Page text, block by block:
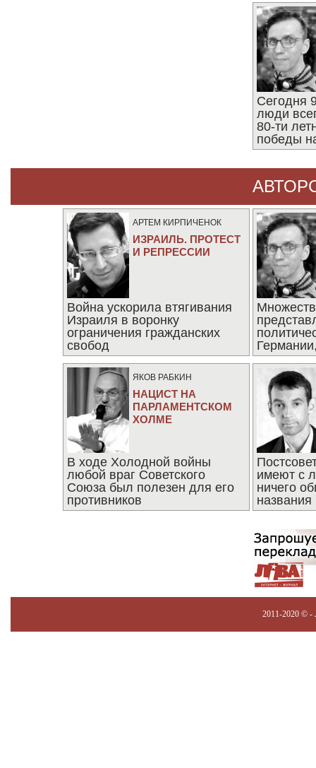
Сегодня
люди
80-ти
победы
АРТЕМ КИРПИЧЕНОК
ИЗРАИЛЬ. ПРОТЕСТ
И РЕПРЕССИИ
Война ускорила втягивания
Израиля в воронку
ограничения гражданских
свобод
ЯКОВ РАБКИН
НАЦИСТ НА
ПАРЛАМЕНТСКОМ
ХОЛМЕ
В ходе Холодной войны
любой враг Советского
Союза был полезен для его
противников
имеют с
ничего
названия
2011-2020 © -